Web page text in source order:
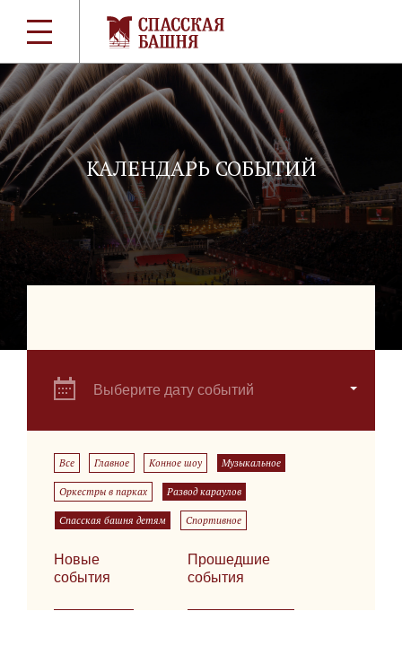
КАЛЕНДАРЬ СОБЫТИЙ
Выберите дату событий
Все Главное Конное шоу Музыкальное
Оркестры в парках Развод караулов
Спасская башня детям Спортивное
Новые
события
Прошедшие
события